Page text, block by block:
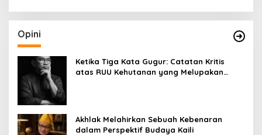
Opini
Ketika Tiga Kata Gugur: Catatan Kritis
atas RUU Kehutanan yang Melupakan
Akhlak Melahirkan Sebuah Kebenaran
dalam Perspektif Budaya Kaili